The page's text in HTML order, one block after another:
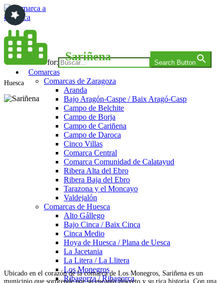
Saltar
al
contenido
Comarca a comarca
Search for: Search Button
Comarcas
Comarcas de Zaragoza
Aranda
Bajo Aragón-Caspe / Baix Aragó-Casp
Campo de Belchite
Campo de Borja
Campo de Cariñena
Campo de Daroca
Cinco Villas
Comarca Central
Comarca Comunidad de Calatayud
Ribera Alta del Ebro
Ribera Baja del Ebro
Tarazona y el Moncayo
Valdejalón
Comarcas de Huesca
Alto Gállego
Bajo Cinca / Baix Cinca
Cinca Medio
Hoya de Huesca / Plana de Uesca
La Jacetania
La Litera / La Llitera
Los Monegros
Ribagorza / Ribagorça
Sariñena
Huesca
Ubicado en el corazón de la comarca de Los Monegros, Sariñena es un
municipio que sorprende por su encanto discreto y su rica historia. Con una